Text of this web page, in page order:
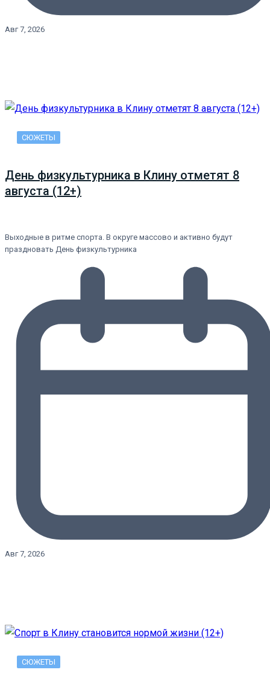
Авг 7, 2026
СЮЖЕТЫ
День физкультурника в Клину отметят 8
августа (12+)
Выходные в ритме спорта. В округе массово и активно будут
праздновать День физкультурника
Авг 7, 2026
СЮЖЕТЫ